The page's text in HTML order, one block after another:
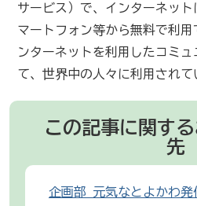
サービス）で、インターネッ
マートフォン等から無料で利
ンターネットを利用したコミ
て、世界中の人々に利用されて
この記事に関す
先
企画部 元気なとよかわ発